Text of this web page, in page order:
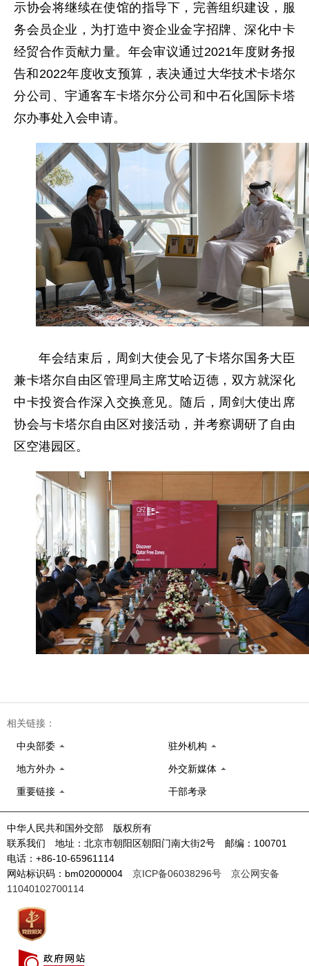
示协会将继续在使馆的指导下，完善组织建设，服
务会员企业，为打造中资企业金字招牌、深化中卡
经贸合作贡献力量。年会审议通过2021年度财务报
告和2022年度收支预算，表决通过大华技术卡塔尔
分公司、宇通客车卡塔尔分公司和中石化国际卡塔
尔办事处入会申请。
年会结束后，周剑大使会见了卡塔尔国务大臣
兼卡塔尔自由区管理局主席艾哈迈德，双方就深化
中卡投资合作深入交换意见。随后，周剑大使出席
协会与卡塔尔自由区对接活动，并考察调研了自由
区空港园区。
相关链接：
中央部委 驻外机构
地方外办 外交新媒体
重要链接 干部考录
中华人民共和国外交部 版权所有
联系我们 地址：北京市朝阳区朝阳门南大街2号 邮编：100701
电话：+86-10-65961114
网站标识码：bm02000004 京ICP备06038296号
京公网安备
11040102700114